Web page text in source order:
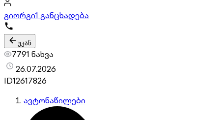
გიორგი1 განცხადება
უკან
7791 ნახვა
26.07.2026
ID12617826
ავტონაწილები